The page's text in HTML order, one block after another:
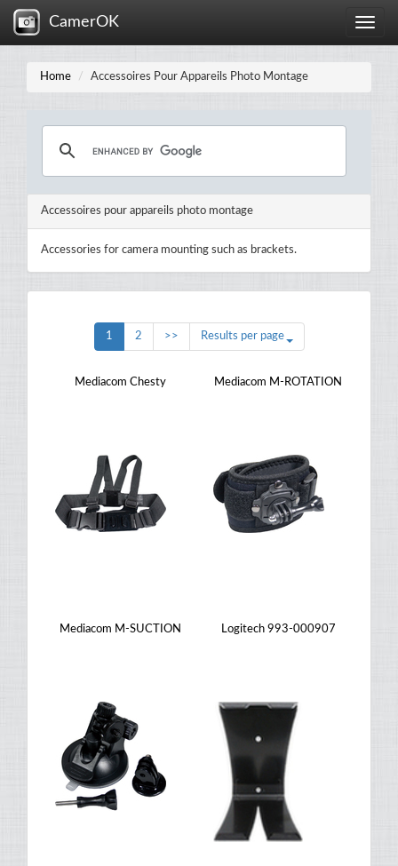
Toggle
CamerOK
Home Accessoires Pour Appareils Photo Montage
Accessoires pour appareils photo montage
Accessories for camera mounting such as brackets.
1 2 >> Results per page
Mediacom Chesty Mediacom M-ROTATION
Mediacom M-SUCTION Logitech 993-000907